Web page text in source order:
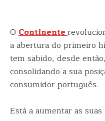
O Continente
a abertura do primeiro
tem sabido, desde
consolidando a sua
consumidor português.
Está a aumentar as